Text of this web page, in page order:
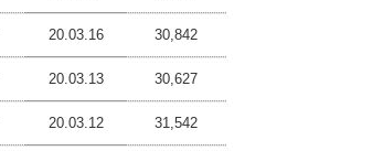
20.03.16 30,842
20.03.13 30,627
20.03.12 31,542